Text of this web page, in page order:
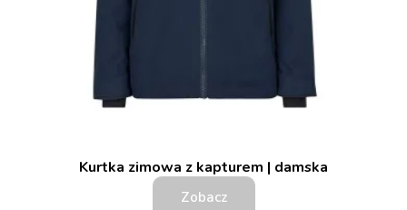
Kurtka zimowa z kapturem | damska
Zobacz